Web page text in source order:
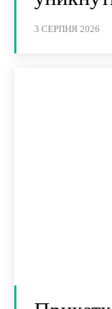
3 СЕРПНЯ 2026